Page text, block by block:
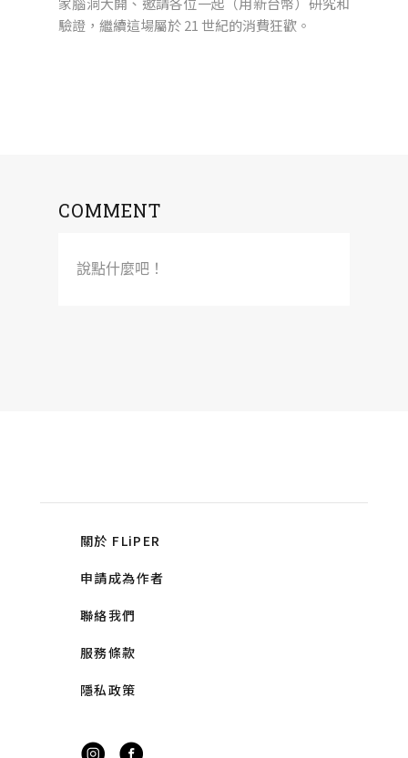
驗證，繼續這場屬於 21 世紀的消費狂歡。
COMMENT
說點什麼吧！
關於 FLiPER
申請成為作者
聯絡我們
服務條款
隱私政策